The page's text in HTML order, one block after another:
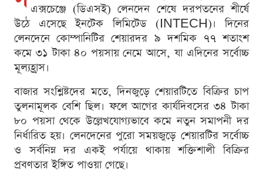
এক্সচেঞ্জে (ডিএসই) লেনদেন শেষে দরপতনের শীর্ষে
উঠে এসেছে ইনটেক লিমিটেড (INTECH)। দিনের
লেনদেনে কোম্পানিটির শেয়ারদর ৯ দশমিক ৭৭ শতাংশ
কমে ৩১ টাকা ৪০ পয়সায় নেমে আসে, যা এদিনের সর্বোচ্চ
মূল্যহ্রাস।
বাজার সংশ্লিষ্টদের মতে, দিনজুড়ে শেয়ারটিতে বিক্রির চাপ
তুলনামূলক বেশি ছিল। ফলে আগের কার্যদিবসের ৩৪ টাকা
৮০ পয়সা থেকে উল্লেখযোগ্যভাবে কমে নতুন সমাপনী দর
নির্ধারিত হয়। লেনদেনের পুরো সময়জুড়ে শেয়ারটির সর্বোচ্চ
ও সর্বনিম্ন দর একই পর্যায়ে থাকায় শক্তিশালী বিক্রির
প্রবণতার ইঙ্গিত পাওয়া গেছে।